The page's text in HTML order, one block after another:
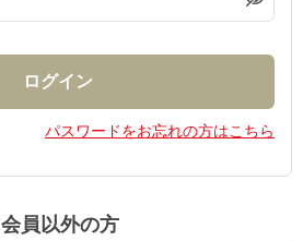
パスワードをお忘れの方はこちら
員以外の方